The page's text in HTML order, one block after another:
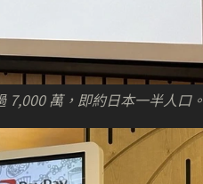
7,000 萬，即約日本一半人口。